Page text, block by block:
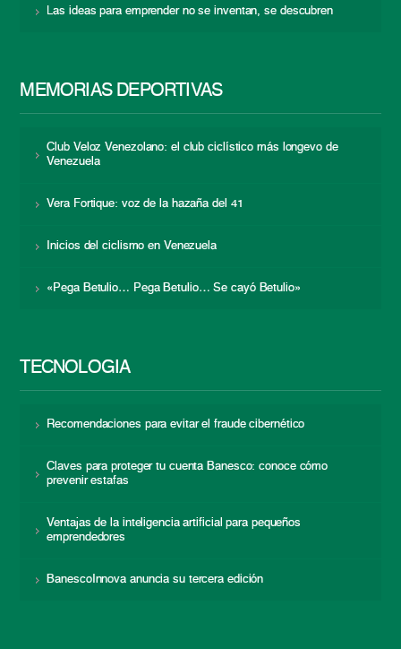
Las ideas para emprender no se inventan, se descubren
MEMORIAS DEPORTIVAS
Club Veloz Venezolano: el club ciclístico más longevo de
Venezuela
Vera Fortique: voz de la hazaña del 41
Inicios del ciclismo en Venezuela
«Pega Betulio… Pega Betulio… Se cayó Betulio»
TECNOLOGÍA
Recomendaciones para evitar el fraude cibernético
Claves para proteger tu cuenta Banesco: conoce cómo
prevenir estafas
Ventajas de la inteligencia artificial para pequeños
emprendedores
BanescoInnova anuncia su tercera edición